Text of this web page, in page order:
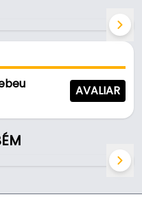
e durável no
600 Mm - (60 Cm)
AVALIAR